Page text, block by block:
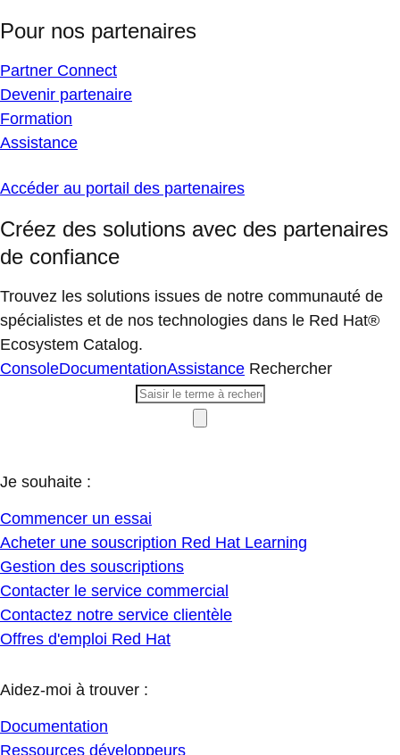
Pour nos partenaires
Partner Connect
Devenir partenaire
Formation
Assistance
Accéder au portail des partenaires
Créez des solutions avec des partenaires
de confiance
Trouvez les solutions issues de notre communauté de
spécialistes et de nos technologies dans le Red Hat®
Ecosystem Catalog.
ConsoleDocumentationAssistance Rechercher
Je souhaite :
Commencer un essai
Acheter une souscription Red Hat Learning
Gestion des souscriptions
Contacter le service commercial
Contactez notre service clientèle
Offres d'emploi Red Hat
Aidez-moi à trouver :
Documentation
Ressources développeurs